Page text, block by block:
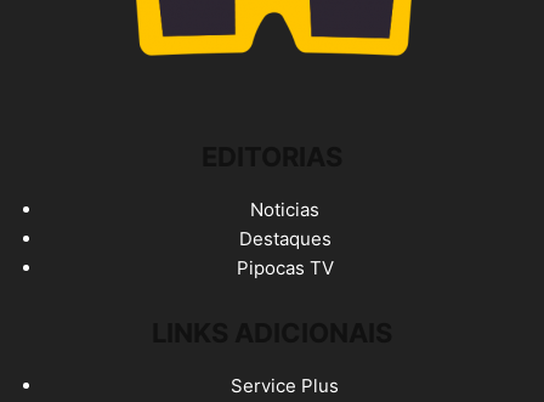
Noticias
Destaques
Pipocas TV
Service Plus